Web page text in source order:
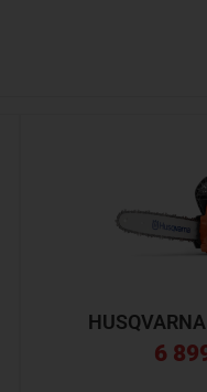
6